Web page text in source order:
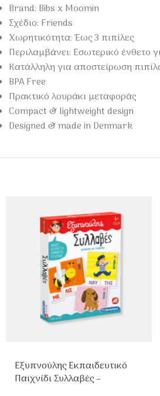
Brand: Bibs x Moomin
Σχέδιο: Friends
Χωρητικότητα: Έως 3 πιπίλες
Περιλαμβάνει: Εσωτερικό ένθετο
Κατάλληλη για αποστείρωση
BPA Free
Πρακτικό λουράκι μεταφοράς
Compact & lightweight design
Designed & made in Denmark
Εξυπνούλης Εκπαιδευτικό
Παιχνίδι Συλλαβές –